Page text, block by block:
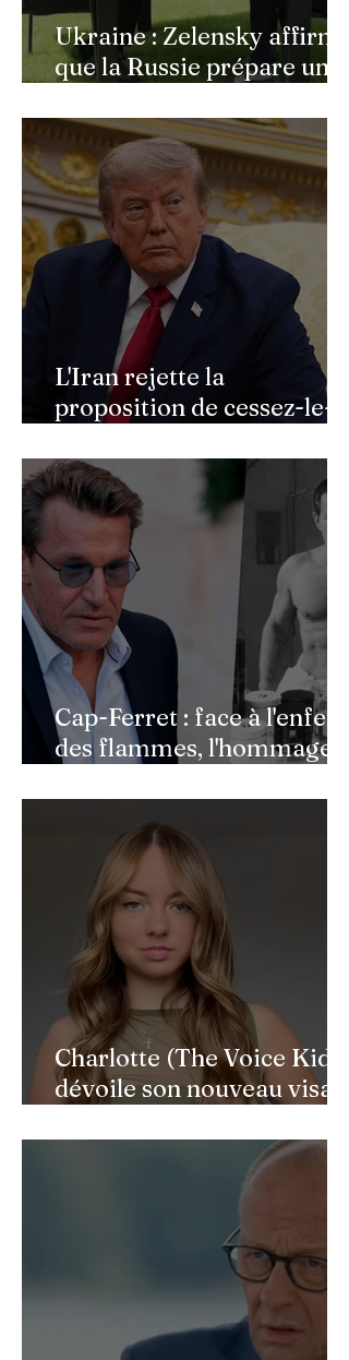
Ukraine : Zelensky affirme
que la Russie prépare une
militaire à l'automne
L'Iran rejette la
proposition de cessez-le-
Cap-Ferret : face à l'enfer
des flammes, l'hommage
héros de l'ombre
Charlotte (The Voice Kids)
dévoile son nouveau visage
faciale : une renaissance
bouleversante pour ses 16